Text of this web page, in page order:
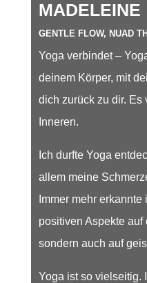
MADELEINE
GENTLE FLOW, NUAD
Yoga verbindet –
deinem Körper, mit
dich zurück zu dir. Es
Inneren.
Ich durfte Yoga
allem meine
Immer mehr
positiven Aspekte
sondern auch auf
Yoga ist so vielseitig.